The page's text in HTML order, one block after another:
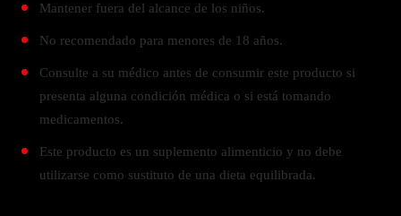
Mantener fuera del alcance de los niños.
No recomendado para menores de 18 años.
Consulte a su médico antes de consumir este producto si
presenta alguna condición médica o si está tomando
medicamentos.
Este producto es un suplemento alimenticio y no debe
utilizarse como sustituto de una dieta equilibrada.